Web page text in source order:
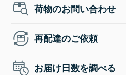
荷物のお問い合わせ
再配達のご依頼
お届け日数を調べる